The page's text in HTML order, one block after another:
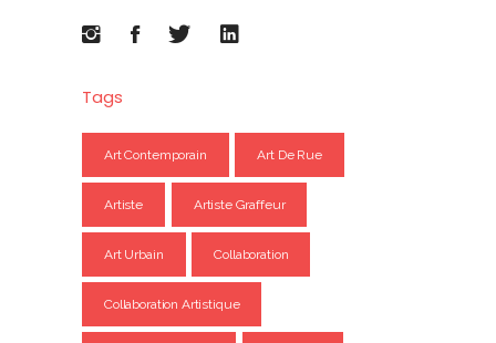
Tags
Art Contemporain Art De Rue
Artiste Artiste Graffeur
Art Urbain Collaboration
Collaboration Artistique